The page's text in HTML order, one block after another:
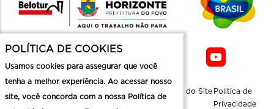
Mapa do Site Politica de
Privacidade
POLÍTICA DE COOKIES
Usamos cookies para assegurar que você
tenha a melhor experiência. Ao acessar nosso
site, você concorda com a nossa Política de